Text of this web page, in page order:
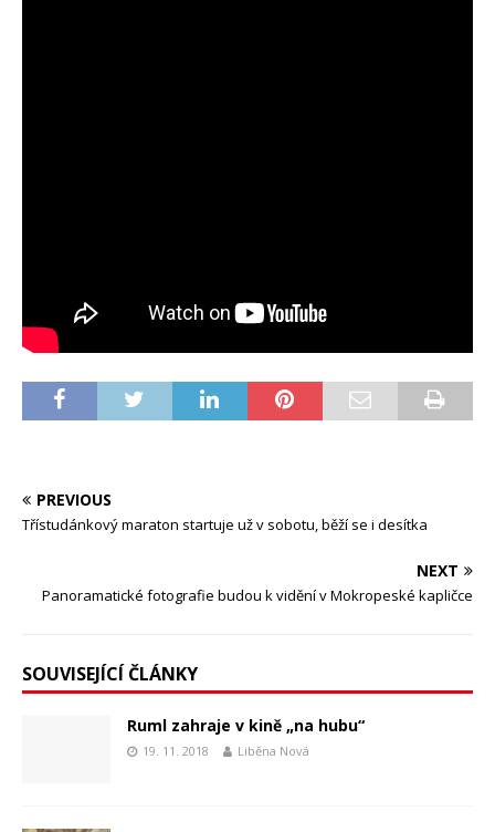
PREVIOUS
Třístudánkový maraton startuje už v sobotu, běží se i desítka
NEXT
Panoramatické fotografie budou k vidění v Mokropeské kapličce
SOUVISEJÍCÍ ČLÁNKY
Ruml zahraje v kině „na hubu“
19. 11. 2018 Liběna Nová